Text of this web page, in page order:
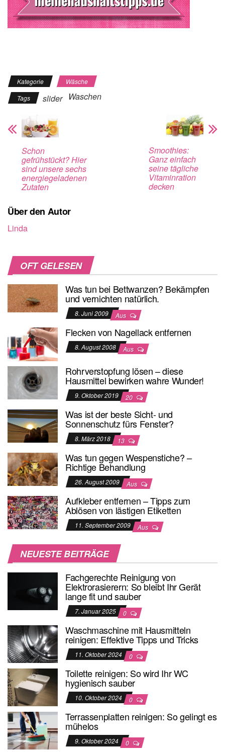
Kategorie
Wäsche
Tags
slider Waschen
Schon
gefrühstückt? Hier
sind unsere sechs
energiegeladenen
Zutaten
Smoothies:
Ganz einfach
seine tägliche
Vitaminration
decken
Über den Autor
Linda
OFT GELESEN
Was tun bei Bettwanzen? Bekämpfen
und vernichten natürlich.
8. Juni 2009 Aus
Flecken von Nagellack entfernen
8. August 2008 Aus
Rohrverstopfung lösen – diese
Hausmittel bewirken wahre Wunder!
9. Oktober 2019 20
Was ist der beste Sicht- und
Sonnenschutz fürs Fenster?
8. März 2018 13
Was tun gegen Wespenstiche? –
Richtige Behandlung
26. August 2009 Aus
Aufkleber entfernen – Tipps zum
Ablösen von lästigen Etiketten
11. September 2009 Aus
NEUESTE BEITRÄGE
Fachgerechte Reinigung von
Elektrorasierern: So bleibt Ihr Gerät
lange fit und sauber
7. Januar 2025 0
Waschmaschine mit Hausmitteln
reinigen: Effektive Tipps und Tricks
11. Oktober 2024 0
Toilette reinigen: So wird Ihr WC
hygienisch sauber
10. Oktober 2024 0
Terrassenplatten reinigen: So gelingt es
mühelos
9. Oktober 2024 0